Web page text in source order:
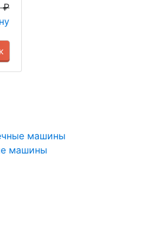
₽
машины
машины